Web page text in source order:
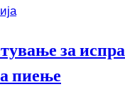
за
пиење